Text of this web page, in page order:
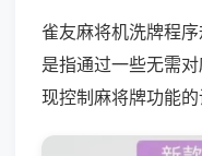
雀友麻将机洗牌程
是指通过一些无需
现控制麻将牌功能的